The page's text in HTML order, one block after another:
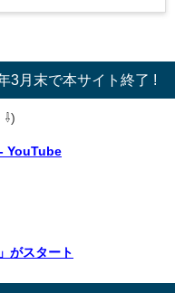
月末で本サイト終了 !
⇩)
YouTube
がスタート